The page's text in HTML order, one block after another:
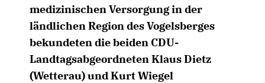
medizinischen Versorgung in der
ländlichen Region des Vogelsberges
bekundeten die beiden CDU-
Landtagsabgeordneten Klaus Dietz
(Wetterau) und Kurt Wiegel